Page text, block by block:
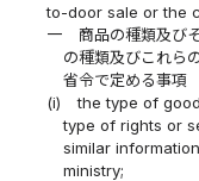
to-door sale or the
一
商品の種類及び
の種類及びこれら
省令で定める事項
(i)
the type of
type of rights or
similar
ministry;